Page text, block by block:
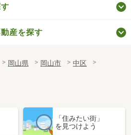
産を探す
岡山県 岡山市
中区
「住みたい街」
を見つけよう